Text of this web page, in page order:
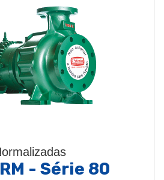
- Série 80